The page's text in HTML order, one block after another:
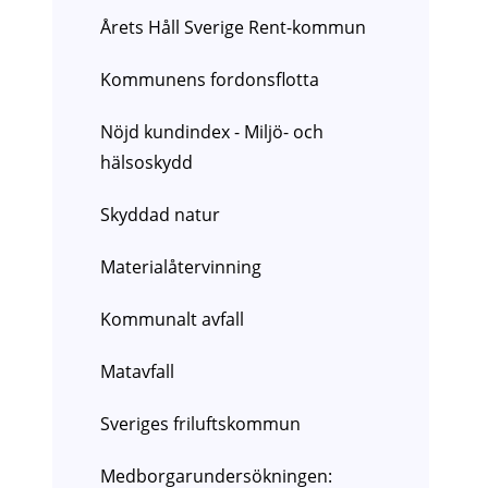
Årets Håll Sverige Rent-kommun
Kommunens fordonsflotta
Nöjd kundindex - Miljö- och
hälsoskydd
Skyddad natur
Materialåtervinning
Kommunalt avfall
Matavfall
Sveriges friluftskommun
Medborgarundersökningen: